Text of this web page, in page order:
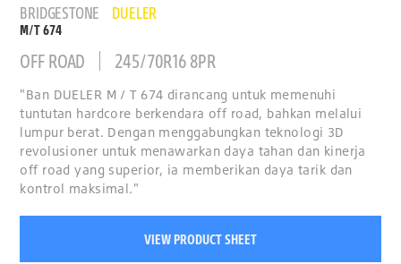
BRIDGESTONE DUELER
M/T 674
OFF ROAD 245/70R16 8PR
"Ban DUELER M / T 674 dirancang untuk memenuhi
tuntutan hardcore berkendara off road, bahkan melalui
lumpur berat. Dengan menggabungkan teknologi 3D
revolusioner untuk menawarkan daya tahan dan kinerja
off road yang superior, ia memberikan daya tarik dan
kontrol maksimal."
VIEW PRODUCT SHEET